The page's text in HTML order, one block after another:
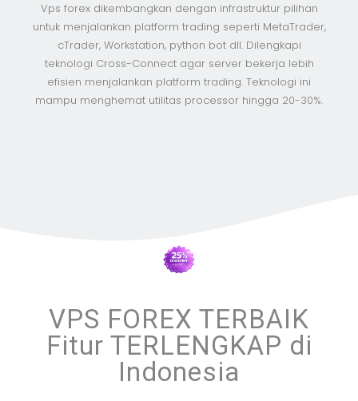
Vps forex dikembangkan dengan infrastruktur pilihan
untuk menjalankan platform trading seperti MetaTrader,
cTrader, Workstation, python bot dll. Dilengkapi
teknologi Cross-Connect agar server bekerja lebih
efisien menjalankan platform trading. Teknologi ini
mampu menghemat utilitas processor hingga 20-30%.
VPS FOREX TERBAIK
Fitur TERLENGKAP di
Indonesia